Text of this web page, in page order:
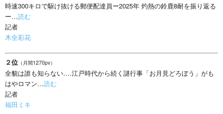
時速300キロで駆け抜ける郵便配達員ー2025年 灼熱の鈴鹿8耐を振り返る
ー…読む
記者
木全彩花
２位 （月間1270pv）
全貌は誰も知らない….江戸時代から続く謎行事「お月見どろぼう」がも
はやロマン…読む
記者
福田ミキ